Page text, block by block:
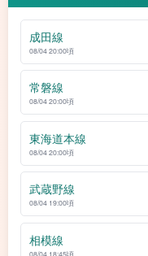
成田線
08/04 20:00頃
常磐線
08/04 20:00頃
東海道本線
08/04 20:00頃
武蔵野線
08/04 19:00頃
相模線
08/04 18:45頃